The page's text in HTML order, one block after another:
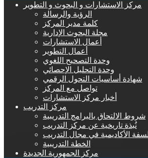
مركز الاستشارات و البحوث و التطوير
الرؤية والرسالة
كلمة مدير المركز
مجلة البحوث الإدارية
أعمال الاستشارات
أعمال التطوير
وحدة التصحيح اللغوي
وحدة التحليل الإحصائي
شهادة أساسيات التحول الرقمي
تواصل مع المركز
أخبار مركز الاستشارات
مركز التدريب
شروط الالتحاق بالبرامج التدريبية
نُبذة تاريخية عن مركز التدريب
الأكاديمية في مجال التدريب
الخطة التدريبية
مركز الجمهورية الجديدة